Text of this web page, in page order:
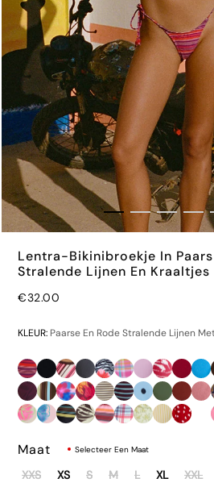
Lentra-Bikinibroekje In
Stralende Lijnen En Kraaltjes
€32.00
KLEUR: Paarse En Rode Stralende Lijnen
Maat Selecteer Een Maat
XXS XS S M L XL XXL
€32.00